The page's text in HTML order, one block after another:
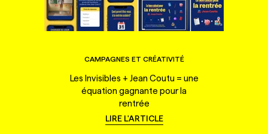
CAMPAGNES ET CRÉATIVITÉ
Les Invisibles + Jean Coutu = une
équation gagnante pour la
rentrée
LIRE L'ARTICLE